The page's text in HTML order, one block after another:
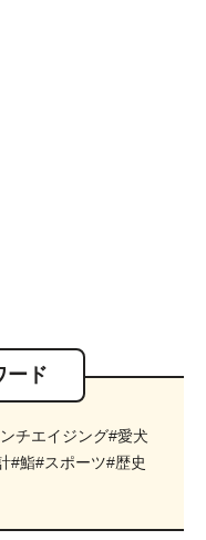
ード
チエイジング#愛犬
#鮨#スポーツ#歴史